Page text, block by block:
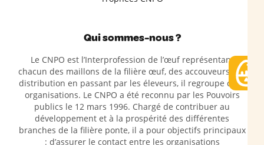
Qui sommes-nous ?
Le CNPO est l’Interprofession de l’œuf représentant
chacun des maillons de la filière œuf, des accouveurs à la
distribution en passant par les éleveurs, il regroupe onze
organisations. Le CNPO a été reconnu par les Pouvoirs
publics le 12 mars 1996. Chargé de contribuer au
développement et à la prospérité des différentes
branches de la filière ponte, il a pour objectifs principaux
: d’assurer le contact entre les organisations